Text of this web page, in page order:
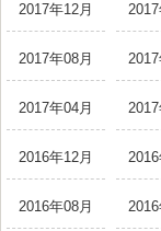
2017年12月 2017
2017年08月 2017
2017年04月 2017
2016年12月 2016
2016年08月 2016